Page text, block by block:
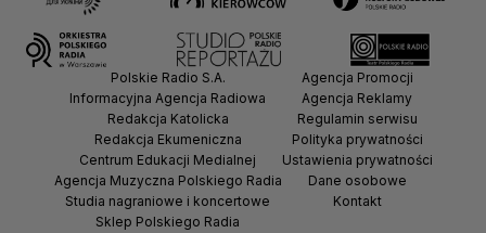
Polskie Radio S.A.
Informacyjna Agencja Radiowa
Redakcja Katolicka
Redakcja Ekumeniczna
Centrum Edukacji Medialnej
Agencja Muzyczna Polskiego Radia
Studia nagraniowe i koncertowe
Sklep Polskiego Radia
Agencja Promocji
Agencja Reklamy
Regulamin serwisu
Polityka prywatności
Ustawienia prywatności
Dane osobowe
Kontakt